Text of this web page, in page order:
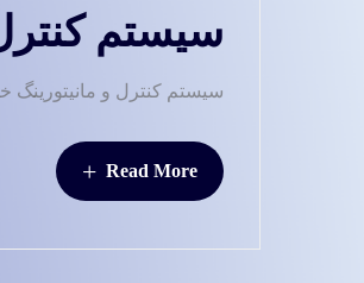
سیستم
سیستم کنترل و مانیتورینگ
Read More
+